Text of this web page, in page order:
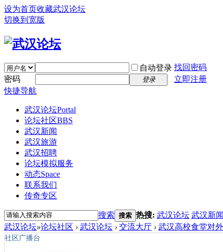
设为首页收藏武汉论坛
切换到宽版
自动登录 找回密码
密码
登录
立即注册
快捷导航
武汉论坛Portal
论坛社区BBS
武汉新闻
武汉旅游
武汉招聘
论坛模拟服务
动态Space
联系我们
传奇专区
搜索 搜索 热搜: 武汉论坛 武汉新闻
武汉论坛»论坛社区 › 武汉论坛 › 交流大厅 › 武汉高校食堂对
社区广播台